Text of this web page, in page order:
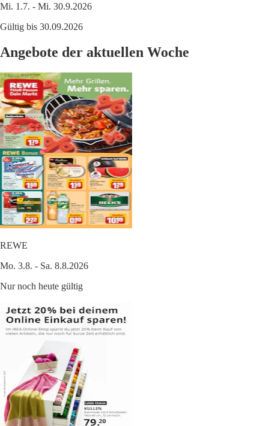
Mi. 1.7. - Mi. 30.9.2026
Gültig bis 30.09.2026
Angebote der aktuellen Woche
REWE
Mo. 3.8. - Sa. 8.8.2026
Nur noch heute gültig